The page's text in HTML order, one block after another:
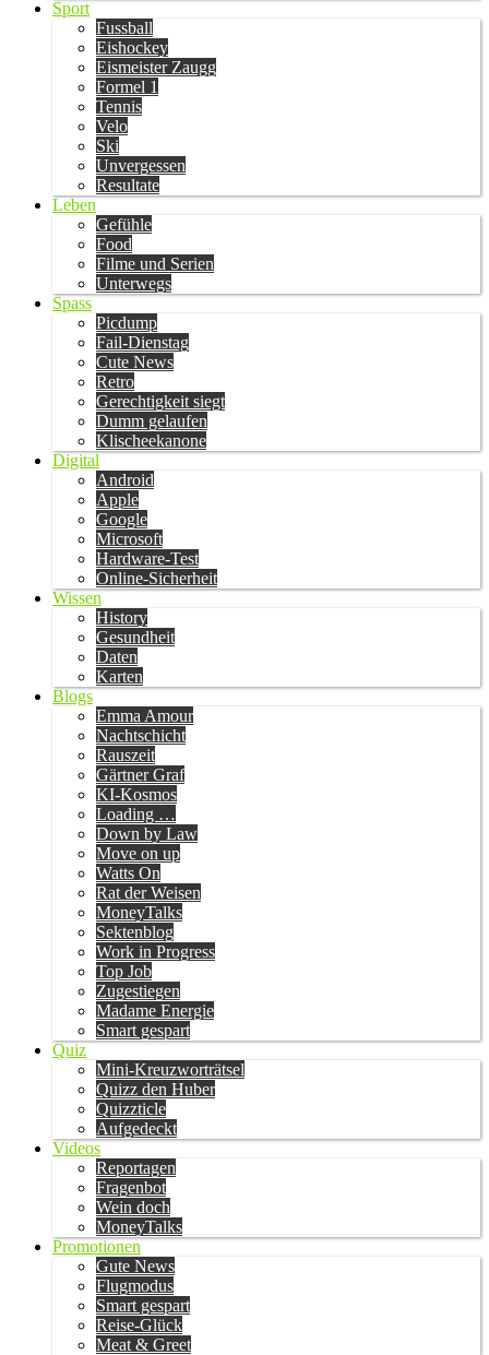
Sport
Fussball
Eishockey
Eismeister Zaugg
Formel 1
Tennis
Velo
Ski
Unvergessen
Resultate
Leben
Gefühle
Food
Filme und Serien
Unterwegs
Spass
Picdump
Fail-Dienstag
Cute News
Retro
Gerechtigkeit siegt
Dumm gelaufen
Klischeekanone
Digital
Android
Apple
Google
Microsoft
Hardware-Test
Online-Sicherheit
Wissen
History
Gesundheit
Daten
Karten
Blogs
Emma Amour
Nachtschicht
Rauszeit
Gärtner Graf
KI-Kosmos
Loading …
Down by Law
Move on up
Watts On
Rat der Weisen
MoneyTalks
Sektenblog
Work in Progress
Top Job
Zugestiegen
Madame Energie
Smart gespart
Quiz
Mini-Kreuzworträtsel
Quizz den Huber
Quizzticle
Aufgedeckt
Videos
Reportagen
Fragenbot
Wein doch
MoneyTalks
Promotionen
Gute News
Flugmodus
Smart gespart
Reise-Glück
Meat & Greet